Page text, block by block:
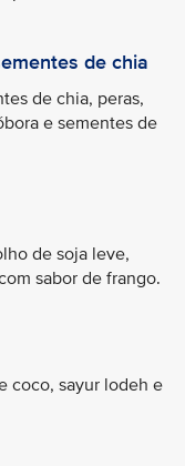
de chia
de chia, peras,
e sementes de
de soja leve,
sabor de frango.
coco, sayur lodeh e